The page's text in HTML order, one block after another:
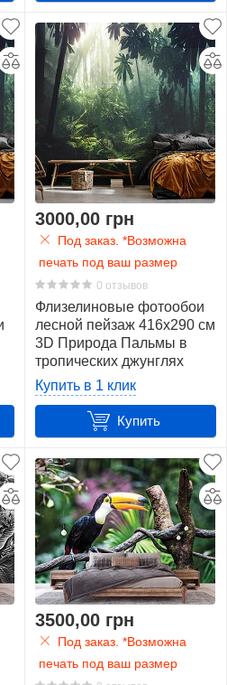
Трава
6
Тропики
50
Туман
12
Туннель
Цветы
Цвет
Показать
156
белый
23
деревянный
8
желтый
3000,00 грн
Под заказ. *Возможна
печать под ваш размер
0 отзывов
Флизелиновые фотообои
лесной пейзаж 416x290 см
3D Природа Пальмы в
тропических джунглях
(14555VEXXXXL)+клей
Купить в 1 клик
Купить
3500,00 грн
Под заказ. *Возможна
печать под ваш размер